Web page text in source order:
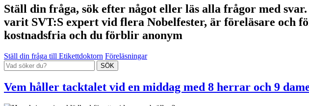
Ställ din fråga, sök efter något eller läs alla frågor med
varit SVT:S expert vid flera Nobelfester, är föreläsare och
kostnadsfria och du förblir anonym
Ställ din fråga till Etikettdoktorn Föreläsningar
Vem håller tacktalet vid en middag med 8 herrar och 9